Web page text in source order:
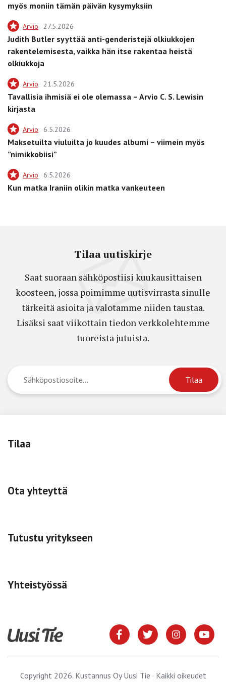
myös moniin tämän päivän kysymyksiin
Arvio 27.5.2026
Judith Butler syyttää anti-genderistejä olkiukkojen
rakentelemisesta, vaikka hän itse rakentaa heistä
olkiukkoja
Arvio 21.5.2026
Tavallisia ihmisiä ei ole olemassa – Arvio C. S. Lewisin
kirjasta
Arvio 6.5.2026
Maksetuilta viuluilta jo kuudes albumi – viimein myös
”nimikkobiisi”
Arvio 6.5.2026
Kun matka Iraniin olikin matka vankeuteen
Tilaa uutiskirje
Saat suoraan sähköpostiisi kuukausittaisen
koosteen, jossa poimimme uutisvirrasta sinulle
tärkeitä asioita ja valotamme niiden taustaa.
Lisäksi saat viikottain tiedon verkkolehtemme
tuoreista jutuista.
Tilaa
Ota yhteyttä
Tutustu yritykseen
Yhteistyössä
Copyright 2026. Kustannus Oy Uusi Tie · Kaikki oikeudet